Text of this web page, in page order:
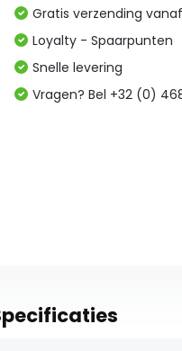
Gratis verzending
Loyalty - Spaarpunten
Snelle levering
Vragen? Bel +32 (0)